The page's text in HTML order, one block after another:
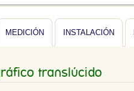
MEDICIÓN INSTALACIÓN
translúcido